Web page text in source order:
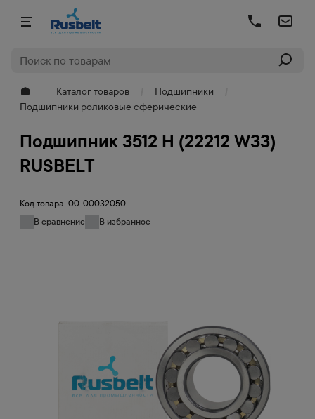
Каталог товаров
Подшипники
Подшипники роликовые сферические
Подшипник 3512 Н (22212 W33)
RUSBELT
Код товара 00-00032050
В сравнение
В избранное